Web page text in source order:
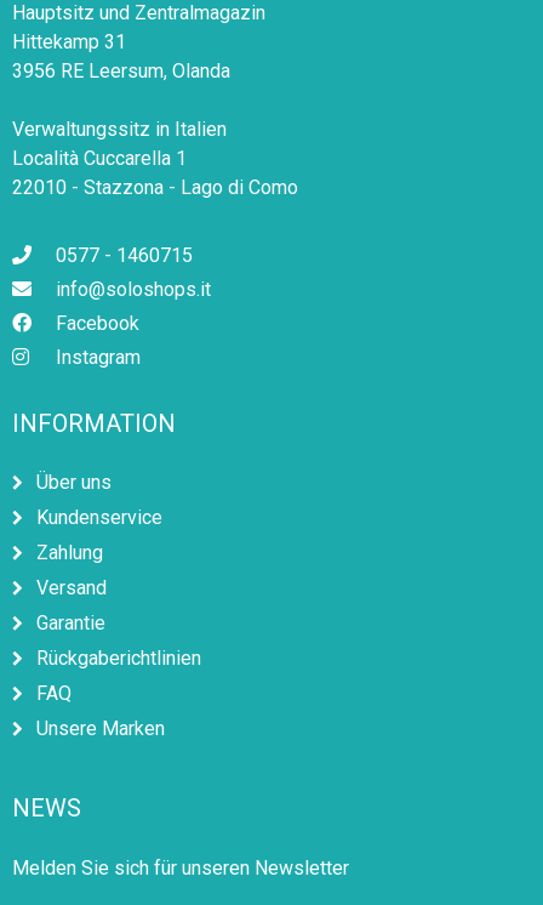
Hauptsitz und Zentralmagazin
Hittekamp 31
3956 RE Leersum, Olanda
Verwaltungssitz in Italien
Località Cuccarella 1
22010 - Stazzona - Lago di Como
0577 - 1460715
info@soloshops.it
Facebook
Instagram
INFORMATION
Über uns
Kundenservice
Zahlung
Versand
Garantie
Rückgaberichtlinien
FAQ
Unsere Marken
NEWS
Melden Sie sich für unseren Newsletter